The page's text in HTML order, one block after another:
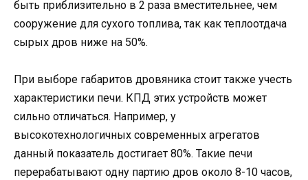
быть приблизительно в 2 раза вместительнее, чем
сооружение для сухого топлива, так как теплоотдача
сырых дров ниже на 50%.
При выборе габаритов дровяника стоит также учесть
характеристики печи. КПД этих устройств может
сильно отличаться. Например, у
высокотехнологичных современных агрегатов
данный показатель достигает 80%. Такие печи
перерабатывают одну партию дров около 8-10 часов,